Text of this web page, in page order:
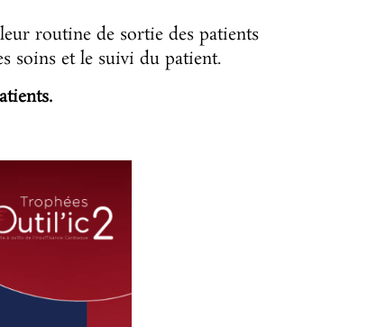
routine de sortie des patients
soins et le suivi du patient.